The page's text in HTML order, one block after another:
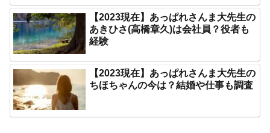
【2023現在】あっぱれさんま大先生の
あきひさ(高橋章久)は会社員？役者も
経験
【2023現在】あっぱれさんま大先生の
ちほちゃんの今は？結婚や仕事も調査